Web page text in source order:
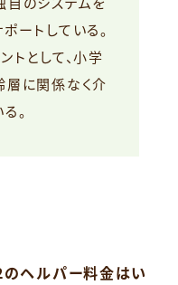
ートしている。
トとして、小学
層に関係なく介
。
ヘルパー料金はい